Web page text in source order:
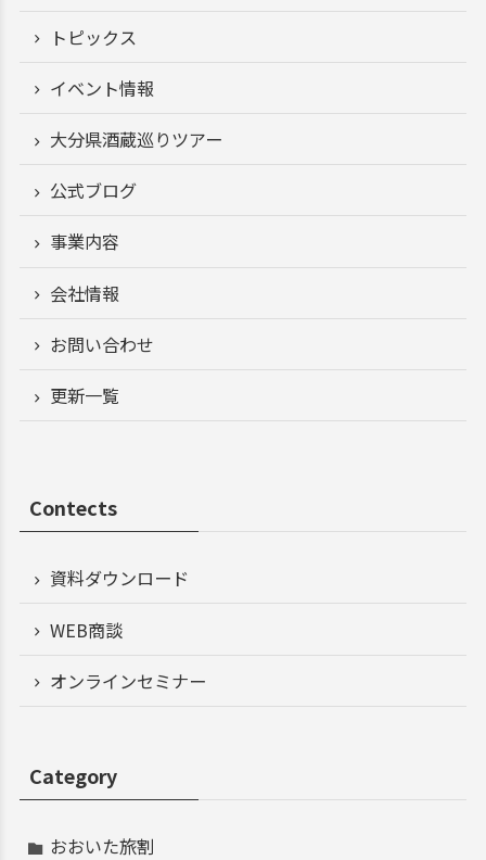
トピックス
イベント情報
大分県酒蔵巡りツアー
公式ブログ
事業内容
会社情報
お問い合わせ
更新一覧
Contects
資料ダウンロード
WEB商談
オンラインセミナー
Category
おおいた旅割